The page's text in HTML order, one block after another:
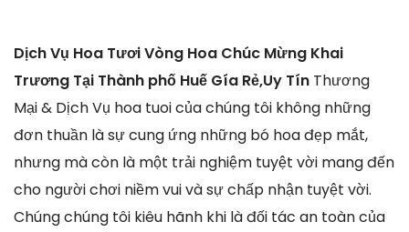
Dịch Vụ Hoa Tươi Vòng Hoa Chúc Mừng Khai
Trương Tại Thành phố Huế Gía Rẻ,Uy Tín Thương
Mại & Dịch Vụ hoa tuoi của chúng tôi không những
đơn thuần là sự cung ứng những bó hoa đẹp mắt,
nhưng mà còn là một trải nghiệm tuyệt vời mang đến
cho người chơi niềm vui và sự chấp nhận tuyệt vời.
Chúng chúng tôi kiêu hãnh khi là đối tác an toàn của